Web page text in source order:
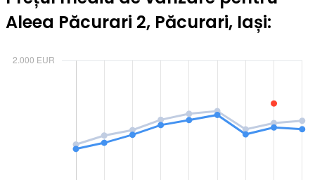
Aleea Păcurari 2, Păcurari, Iași: